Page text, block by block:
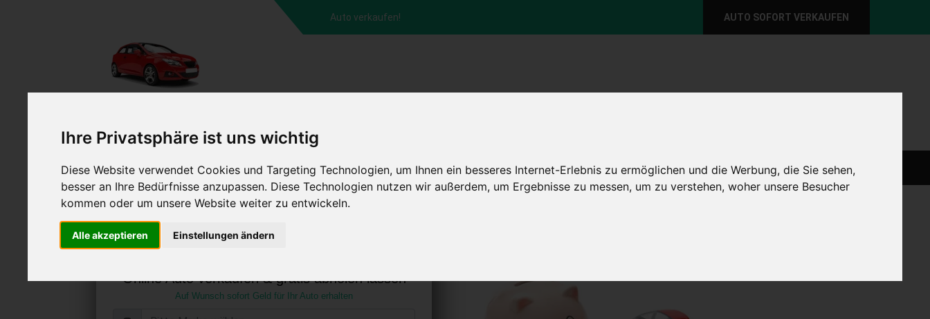
Ihre Privatsphäre ist uns wichtig
Diese Website verwendet Cookies und Targeting Technologien, um Ihnen ein besseres Internet-Erlebnis zu ermöglichen und die Werbung, die Sie sehen,
besser an Ihre Bedürfnisse anzupassen. Diese Technologien nutzen wir außerdem, um Ergebnisse zu messen, um zu verstehen, woher unsere Besucher
kommen oder um unsere Website weiter zu entwickeln.
Alle akzeptieren Einstellungen ändern
Auto verkaufen! AUTO SOFORT VERKAUFEN
HOME KONTAKT ABLAUF AUTO VERKAUFEN EUROPAWEIT AUTO VERKAUFEN
Auto verkaufen in Hammelburg Bayern
Online Auto verkaufen & gratis abholen lassen
Auf Wunsch sofort Geld für Ihr Auto erhalten